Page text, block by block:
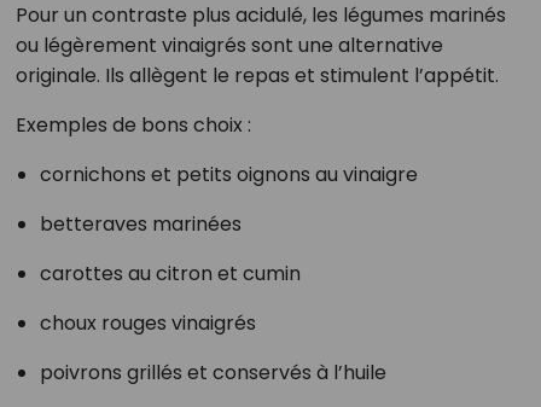
Pour un contraste plus acidulé, les légumes marinés
ou légèrement vinaigrés sont une alternative
originale. Ils allègent le repas et stimulent l’appétit.
Exemples de bons choix :
cornichons et petits oignons au vinaigre
betteraves marinées
carottes au citron et cumin
choux rouges vinaigrés
poivrons grillés et conservés à l’huile